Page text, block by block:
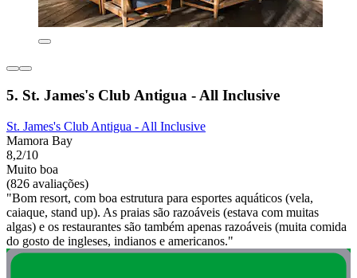
5. St. James's Club Antigua - All Inclusive
St. James's Club Antigua - All Inclusive
Mamora Bay
8,2/10
Muito boa
(826 avaliações)
"Bom resort, com boa estrutura para esportes aquáticos (vela,
caiaque, stand up). As praias são razoáveis (estava com muitas
algas) e os restaurantes são também apenas razoáveis (muita comida
do gosto de ingleses, indianos e americanos."